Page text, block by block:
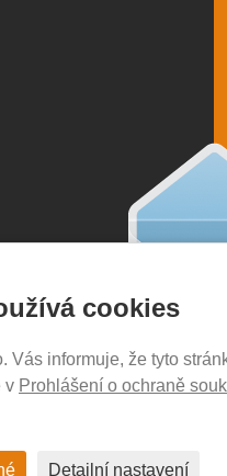
cookies
Vás informuje, že tyto
v Prohlášení o ochraně
Detailní nastavení
EXPERT.CZ
soukromí